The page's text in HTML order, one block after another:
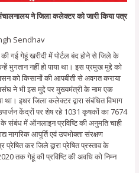
ने जिला कलेक्टर को जारी किया पत्र
की गई गेहूं खरीदी में पोर्टल बंद होने से जिले के
भुगतान नहीं हो पाया था। इस प्रमुख मुद्दे को
को किसानों की आपबीती से अवगत कराया
ने भी इस मुद्दे पर मुख्यमंत्री के नाम एक
इधर जिला कलेक्टर द्वारा संबंधित विभाग
केंद्रों पर शेष रहे 1031 कृषकों का 7674
के संबंध में ऑनलाइन प्रविष्टि की अनुमति चाही
आपूर्ति एवं उपभोक्ता संरक्षण
कर जिले द्वारा प्रेषित प्रस्ताव के
तक गेहूं की प्रविष्टि की अवधि को निम्न